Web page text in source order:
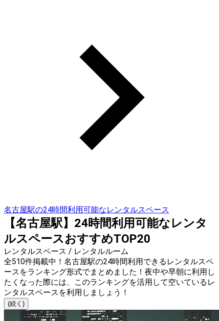
名古屋駅の24時間利用可能なレンタルスペース
【名古屋駅】24時間利用可能なレンタ
ルスペースおすすめTOP20
レンタルスペース / レンタルルーム
全510件掲載中！名古屋駅の24時間利用できるレンタルスペ
ースをランキング形式でまとめました！夜中や早朝に利用し
たくなった際には、このランキングを活用して空いているレ
ンタルスペースを利用しましょう！
(続く)